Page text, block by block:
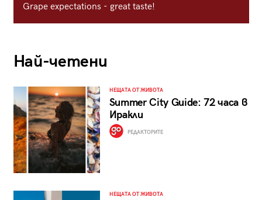
Grape expectations - great taste!
Най-четени
НЕЩАТА ОТ ЖИВОТА
Summer City Guide: 72 часа в
Иракли
РЕДАКТОРИТЕ
НЕЩАТА ОТ ЖИВОТА